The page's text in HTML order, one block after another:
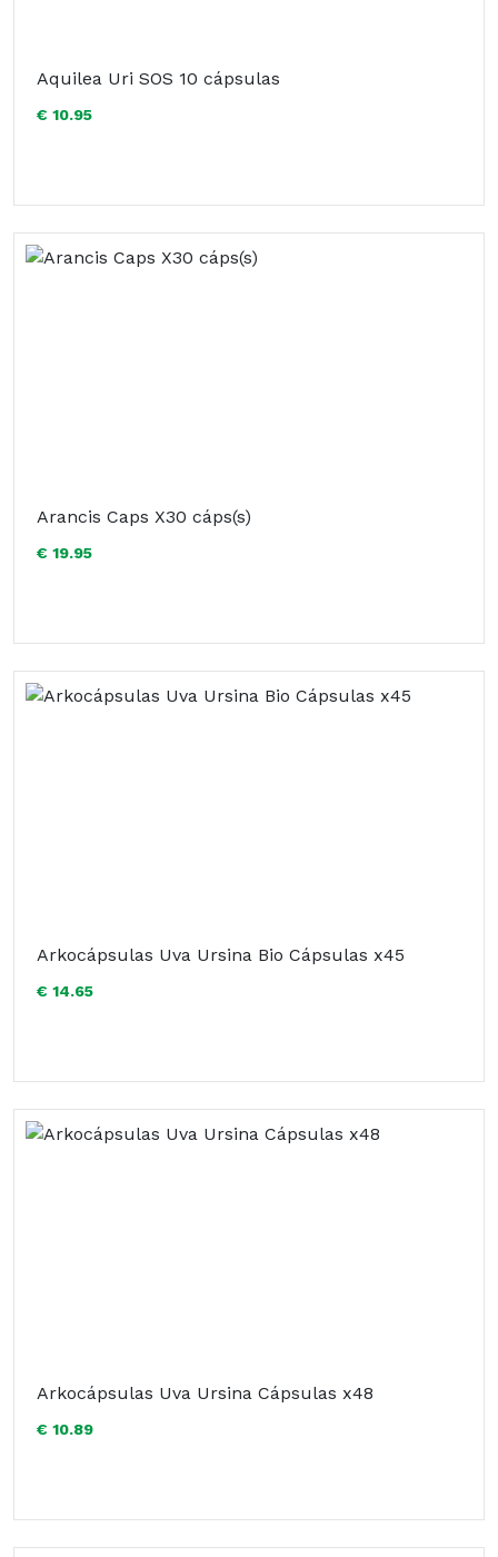
Aquilea Uri SOS 10 cápsulas
€ 10.95
Arancis Caps X30 cáps(s)
€ 19.95
Arkocápsulas Uva Ursina Bio Cápsulas x45
€ 14.65
Arkocápsulas Uva Ursina Cápsulas x48
€ 10.89